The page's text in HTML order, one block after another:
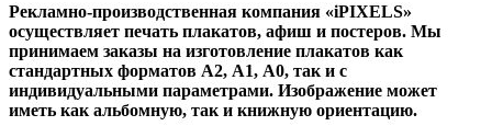
Рекламно-производственная компания «iPIXELS»
осуществляет печать плакатов, афиш и постеров. Мы
принимаем заказы на изготовление плакатов как
стандартных форматов А2, А1, А0, так и с
индивидуальными параметрами. Изображение может
иметь как альбомную, так и книжную ориентацию.